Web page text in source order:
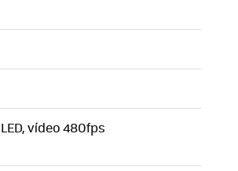
vídeo 480fps